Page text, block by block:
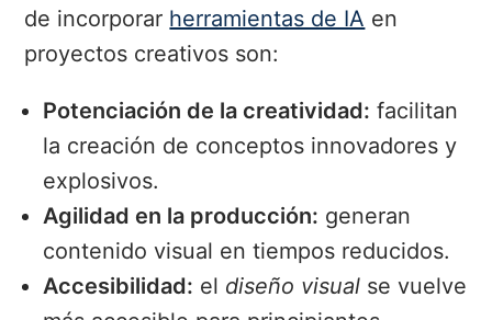
de incorporar herramientas de IA en
proyectos creativos son:
Potenciación de la creatividad: facilitan
la creación de conceptos innovadores y
explosivos.
Agilidad en la producción: generan
contenido visual en tiempos reducidos.
Accesibilidad: el diseño visual se vuelve